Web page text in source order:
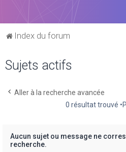
Index du forum
Sujets actifs
Aller à la recherche avancée
0 résultat trouvé
Aucun sujet ou message ne
recherche.